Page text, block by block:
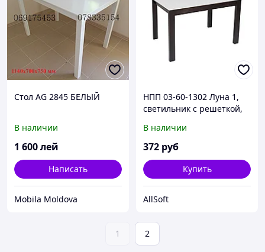
Стол AG 2845 БЕЛЫЙ
В наличии
1 600лей
Написать
Mobila Moldova
НПП 03-60-1302 Луна 1,
светильник с решеткой,
IP65, 220В,185x185x90мм
В наличии
372 руб
Купить
AllSoft
1 2